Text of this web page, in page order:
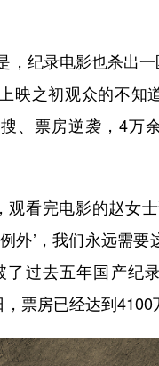
，纪录电影也杀出一
映之初观众的不知
、票房逆袭，4万
观看完电影的赵女
外’，我们永远需要
了过去五年国产纪
票房已经达到4100